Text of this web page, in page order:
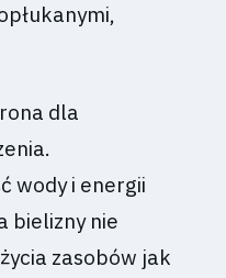
dla
wody i energii
bielizny nie
zasobów jak